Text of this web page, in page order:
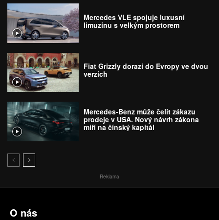
Mercedes VLE spojuje luxusní
limuzínu s velkým prostorem
Fiat Grizzly dorazí do Evropy ve dvou
verzích
Mercedes-Benz může čelit zákazu
prodeje v USA. Nový návrh zákona
míří na čínský kapitál
Reklama
O nás